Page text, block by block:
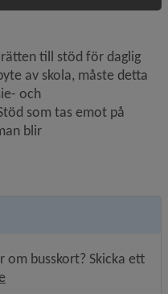
till stöd för daglig
av skola, måste detta
och
som tas emot på
blir
om busskort? Skicka ett